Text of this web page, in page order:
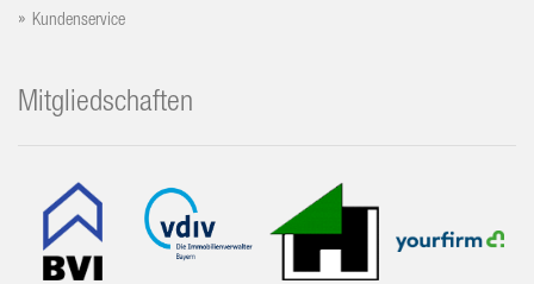
Kundenservice
Mitgliedschaften